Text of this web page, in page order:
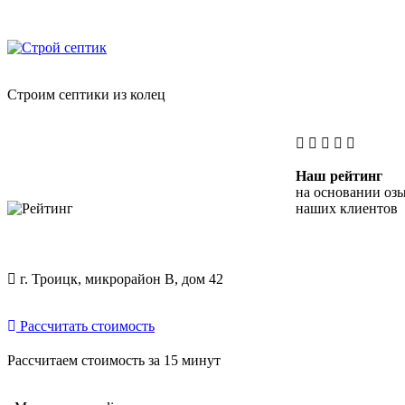
content
Строим септики из колец
Наш рейтинг
на основании
наших клиентов
г. Троицк, микрорайон В, дом 42
Рассчитать стоимость
Рассчитаем стоимость за 15 минут